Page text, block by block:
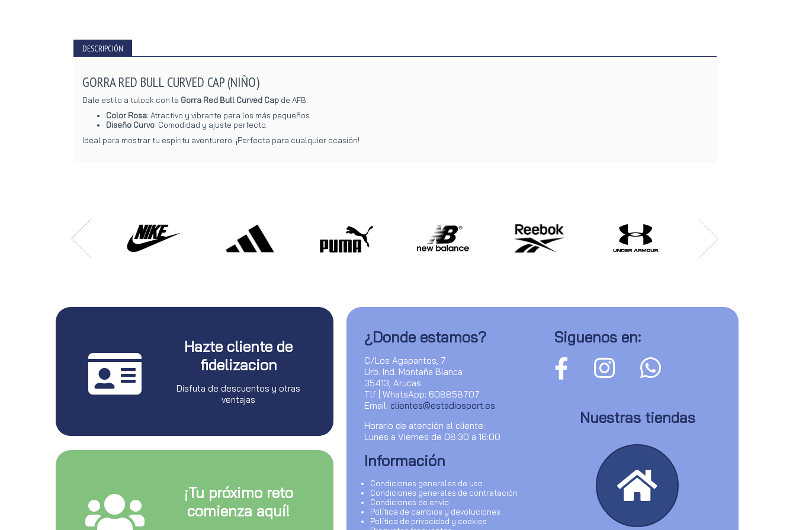
DESCRIPCIÓN
GORRA RED BULL CURVED CAP (NIÑO)
Dale estilo a tulook con la Gorra Red Bull Curved Cap de AFB.
Color Rosa: Atractivo y vibrante para los más pequeños.
Diseño Curvo: Comodidad y ajuste perfecto.
Ideal para mostrar tu espíritu aventurero. ¡Perfecta para cualquier ocasión!
Hazte cliente de
fidelizacion
Disfuta de descuentos y otras
ventajas
¡Tu próximo reto
comienza aquí!
¿Donde estamos?
C/Los Agapantos, 7
Urb. Ind. Montaña Blanca
35413, Arucas
Tlf | WhatsApp: 608858707
Email: clientes@estadiosport.es
Horario de atención al cliente:
Lunes a Viernes de 08:30 a 16:00
Información
Condiciones generales de uso
Condiciones generales de contratación
Condiciones de envío
Política de cambios y devoluciones
Política de privacidad y cookies
Siguenos en:
Nuestras tiendas